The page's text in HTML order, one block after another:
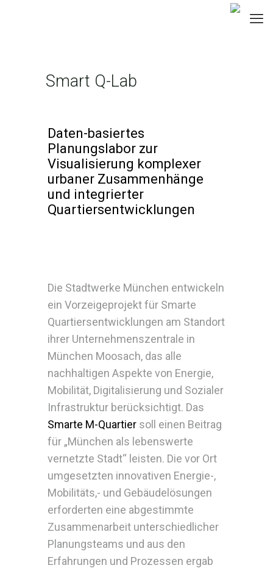
Smart Q-Lab
Daten-basiertes
Planungslabor zur
Visualisierung komplexer
urbaner Zusammenhänge
und integrierter
Quartiersentwicklungen
Die Stadtwerke München entwickeln
ein Vorzeigeprojekt für Smarte
Quartiersentwicklungen am Standort
ihrer Unternehmenszentrale in
München Moosach, das alle
nachhaltigen Aspekte von Energie,
Mobilität, Digitalisierung und Sozialer
Infrastruktur berücksichtigt. Das
Smarte M-Quartiersoll einen Beitrag
für „München als lebenswerte
vernetzte Stadt“ leisten. Die vor Ort
umgesetzten innovativen Energie-,
Mobilitäts,- und Gebäudelösungen
erforderten eine abgestimmte
Zusammenarbeit unterschiedlicher
Planungsteams und aus den
Erfahrungen und Prozessen ergab